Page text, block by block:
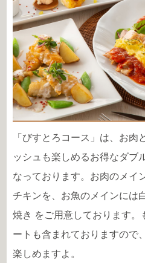
「びすとろコース」は、お肉
ッシュも楽しめるお得なダブ
なっております。お肉のメイ
チキンを、お魚のメインには
焼き をご用意しております
ートも含まれておりますので
楽しめますよ。